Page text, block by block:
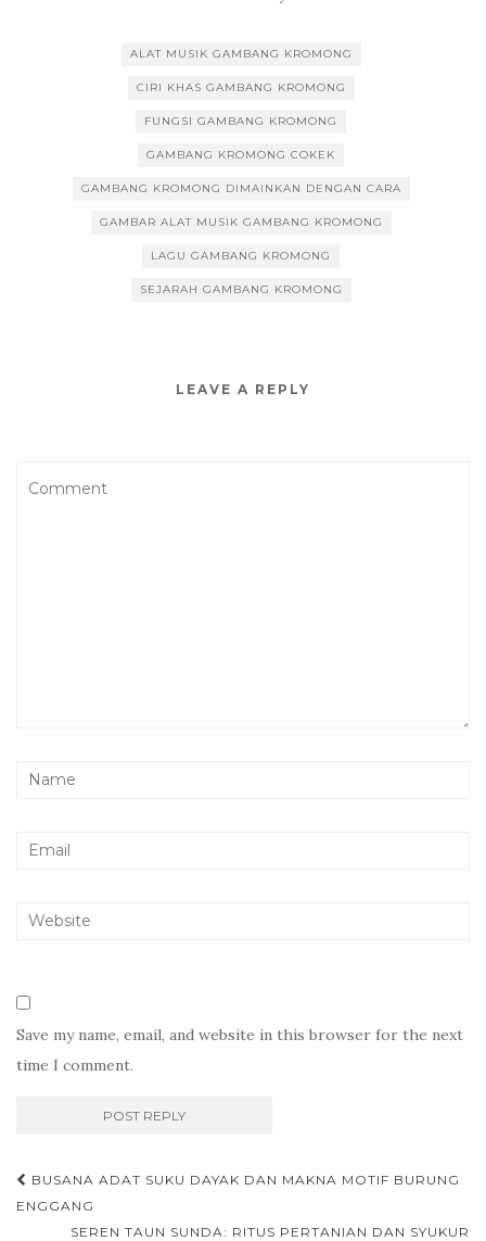
ALAT MUSIK GAMBANG KROMONG
CIRI KHAS GAMBANG KROMONG
FUNGSI GAMBANG KROMONG
GAMBANG KROMONG COKEK
GAMBANG KROMONG DIMAINKAN DENGAN CARA
GAMBAR ALAT MUSIK GAMBANG KROMONG
LAGU GAMBANG KROMONG
SEJARAH GAMBANG KROMONG
LEAVE A REPLY
Save my name, email, and website in this browser for the next
time I comment.
Post
navigation
BUSANA ADAT SUKU DAYAK DAN MAKNA MOTIF BURUNG
ENGGANG
SEREN TAUN SUNDA: RITUS PERTANIAN DAN SYUKUR